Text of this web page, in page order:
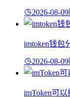
2026-08-09
imtoken钱包
2026-08-09
imToken可